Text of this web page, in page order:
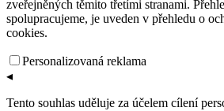
zveřejněných těmito třetími stranami.
spolupracujeme, je uveden v přehledu o
cookies.
Personalizovaná reklama
◂
Tento souhlas uděluje za účelem cílení